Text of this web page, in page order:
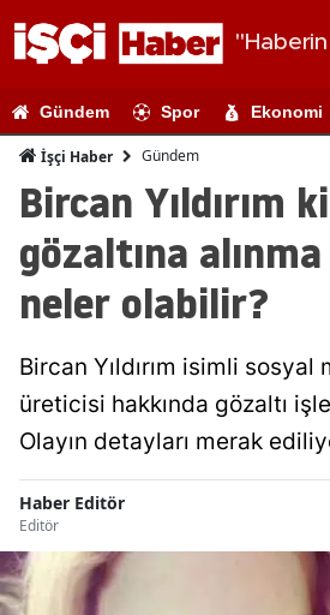
Gündem Spor Ekonomi
İşçi Haber Gündem
Bircan Yıldırım
gözaltına
neler olabilir?
Bircan Yıldırım isimli
üreticisi hakkında gözaltı
Olayın detayları merak
Haber Editör
Editör